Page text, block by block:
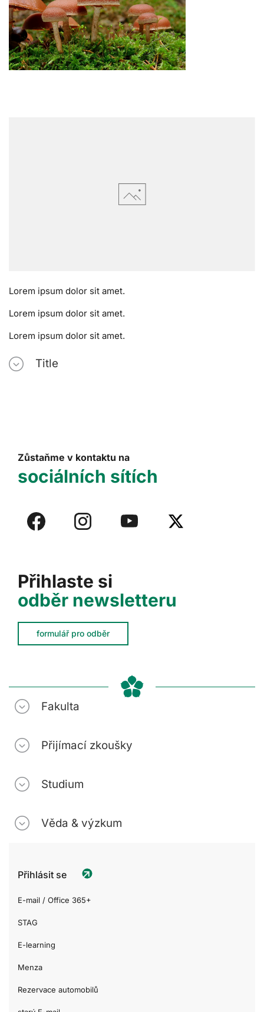
Lorem ipsum dolor sit amet.
Lorem ipsum dolor sit amet.
Lorem ipsum dolor sit amet.
Title
Přihlaste si
odběr newsletteru
formulář pro odběr
Zůstaňme v kontaktu na
sociálních sítích
Fakulta
Přijímací zkoušky
Studium
Věda & výzkum
Přihlásit se
E-mail / Office 365+
STAG
E-learning
Menza
Rezervace automobilů